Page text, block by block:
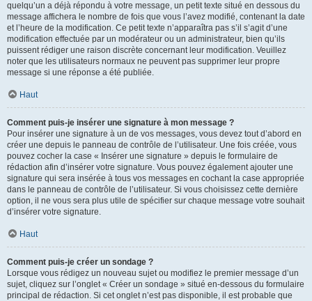
quelqu’un a déjà répondu à votre message, un petit texte situé en dessous du
message affichera le nombre de fois que vous l’avez modifié, contenant la date
et l’heure de la modification. Ce petit texte n’apparaîtra pas s’il s’agit d’une
modification effectuée par un modérateur ou un administrateur, bien qu’ils
puissent rédiger une raison discrète concernant leur modification. Veuillez
noter que les utilisateurs normaux ne peuvent pas supprimer leur propre
message si une réponse a été publiée.
Haut
Comment puis-je insérer une signature à mon message ?
Pour insérer une signature à un de vos messages, vous devez tout d’abord en
créer une depuis le panneau de contrôle de l’utilisateur. Une fois créée, vous
pouvez cocher la case « Insérer une signature » depuis le formulaire de
rédaction afin d’insérer votre signature. Vous pouvez également ajouter une
signature qui sera insérée à tous vos messages en cochant la case appropriée
dans le panneau de contrôle de l’utilisateur. Si vous choisissez cette dernière
option, il ne vous sera plus utile de spécifier sur chaque message votre souhait
d’insérer votre signature.
Haut
Comment puis-je créer un sondage ?
Lorsque vous rédigez un nouveau sujet ou modifiez le premier message d’un
sujet, cliquez sur l’onglet « Créer un sondage » situé en-dessous du formulaire
principal de rédaction. Si cet onglet n’est pas disponible, il est probable que